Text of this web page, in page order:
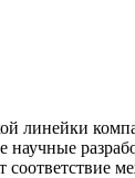
линейки